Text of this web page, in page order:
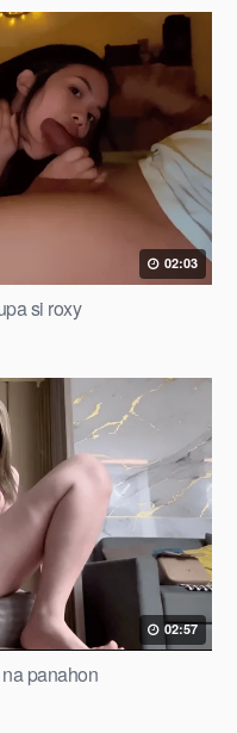
02:03
si roxy
02:57
panahon